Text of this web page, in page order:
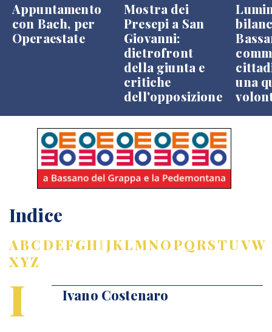
Appuntamento
con Bach, per
Operaestate
Mostra dei
Presepi a San
Giovanni:
dietrofront
della giunta e
critiche
dell'opposizione
una
Indice
ABCDEFGHIJKLMNOPQRSTUVW
XYZ
I Ivano Costenaro